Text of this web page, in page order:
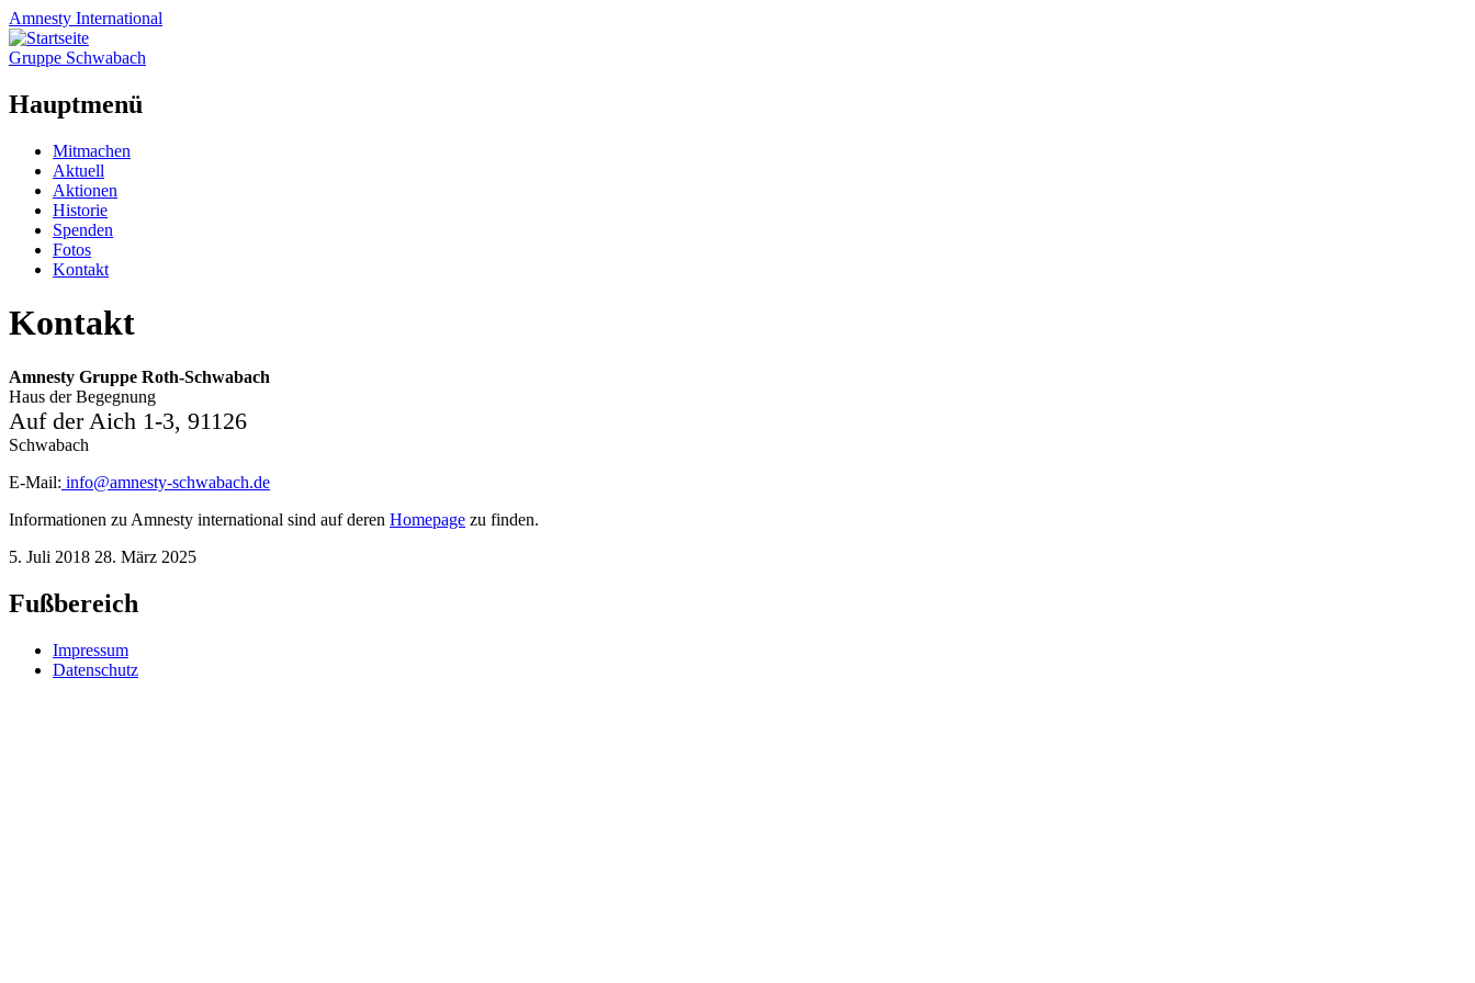
Amnesty International
Gruppe Schwabach
Hauptmenü
Zum
Inhalt
springen
Mitmachen
Aktuell
Aktionen
Historie
Spenden
Fotos
Kontakt
Kontakt
Amnesty Gruppe Roth-Schwabach
Haus der Begegnung
Auf der Aich 1-3, 91126
Schwabach
E-Mail: info@amnesty-schwabach.de
Informationen zu Amnesty international sind auf deren Homepage zu finden.
5. Juli 2018 28. März 2025
Fußbereich
Impressum
Datenschutz